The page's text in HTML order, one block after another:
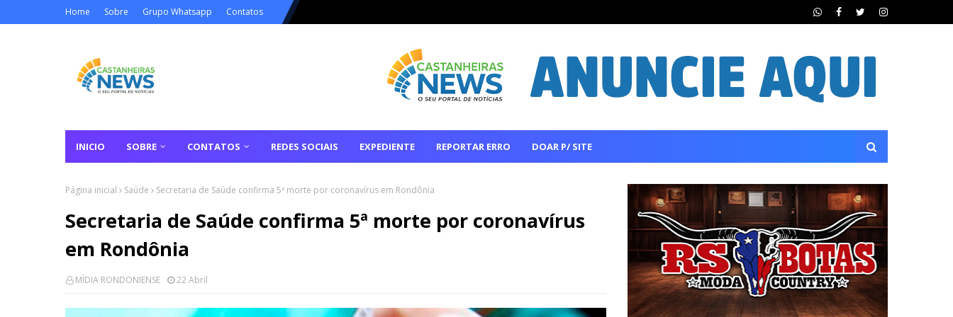
Home Sobre Grupo Whatsapp Contatos
INICIO SOBRE CONTATOS REDES SOCIAIS EXPEDIENTE REPORTAR ERRO DOAR P/ SITE
Página inicial Saúde Secretaria de Saúde confirma 5ª morte por coronavírus em Rondônia
Secretaria de Saúde confirma 5ª morte por coronavírus
em Rondônia
MÍDIA RONDONIENSE 22 Abril